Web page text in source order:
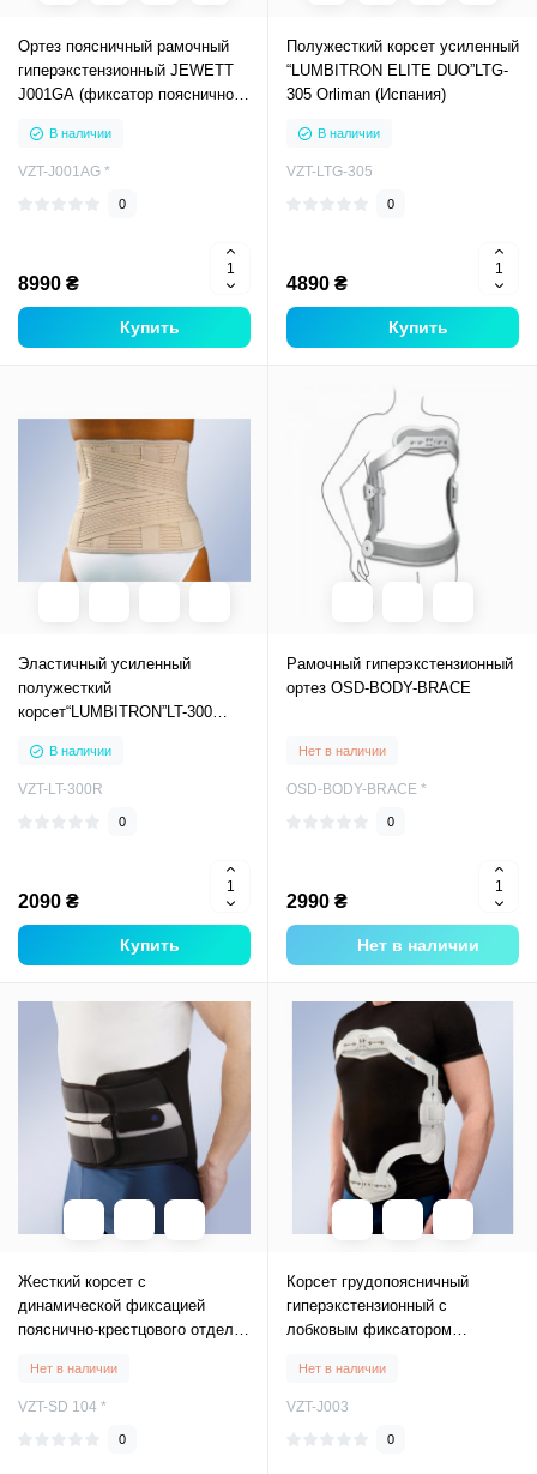
Ортез поясничный рамочный
гиперэкстензионный JEWETT
J001GA (фиксатор поясничного
В наличии
VZT-J001AG *
0
8990 ₴
Купить
Полужесткий корсет усиленный
“LUMBITRON ELITE DUO”LTG-
305 Orliman (Испания)
В наличии
VZT-LTG-305
0
4890 ₴
Купить
Эластичный усиленный
полужесткий
корсет“LUMBITRON”LT-300
В наличии
VZT-LT-300R
0
2090 ₴
Купить
Рамочный гиперэкстензионный
ортез OSD-BODY-BRACE
Нет в наличии
OSD-BODY-BRACE *
0
2990 ₴
Нет в наличии
Жесткий корсет с
динамической фиксацией
пояснично-крестцового отдела
Нет в наличии
VZT-SD 104 *
0
Корсет грудопоясничный
гиперэкстензионный с
лобковым фиксатором
осанки, фиксатор)
Нет в наличии
VZT-J003
0